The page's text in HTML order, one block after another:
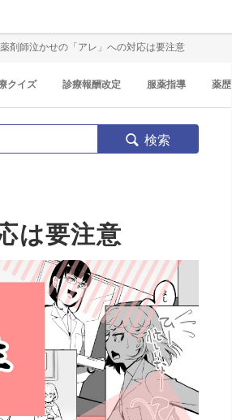
薬剤師泣かせの「アレ」への対応は要注意
クイズ 診療報酬改定 服薬指導 薬歴
検索
は要注意